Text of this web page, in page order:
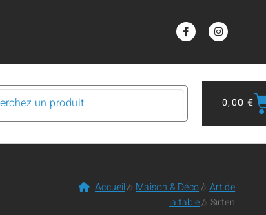
0,00 €
Accueil/ Maison & Déco/ Art de
la table/ Sirten